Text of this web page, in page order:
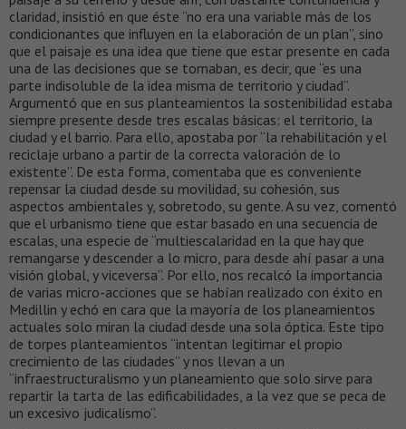
claridad, insistió en que éste “no era una variable más de los
condicionantes que influyen en la elaboración de un plan”, sino
que el paisaje es una idea que tiene que estar presente en cada
una de las decisiones que se tomaban, es decir, que “es una
parte indisoluble de la idea misma de territorio y ciudad”.
Argumentó que en sus planteamientos la sostenibilidad estaba
siempre presente desde tres escalas básicas: el territorio, la
ciudad y el barrio. Para ello, apostaba por “la rehabilitación y el
reciclaje urbano a partir de la correcta valoración de lo
existente”. De esta forma, comentaba que es conveniente
repensar la ciudad desde su movilidad, su cohesión, sus
aspectos ambientales y, sobretodo, su gente. A su vez, comentó
que el urbanismo tiene que estar basado en una secuencia de
escalas, una especie de “multiescalaridad en la que hay que
remangarse y descender a lo micro, para desde ahí pasar a una
visión global, y viceversa”. Por ello, nos recalcó la importancia
de varias micro-acciones que se habían realizado con éxito en
Medillin y echó en cara que la mayoría de los planeamientos
actuales solo miran la ciudad desde una sola óptica. Este tipo
de torpes planteamientos “intentan legitimar el propio
crecimiento de las ciudades” y nos llevan a un
“infraestructuralismo y un planeamiento que solo sirve para
repartir la tarta de las edificabilidades, a la vez que se peca de
un excesivo judicalismo”.